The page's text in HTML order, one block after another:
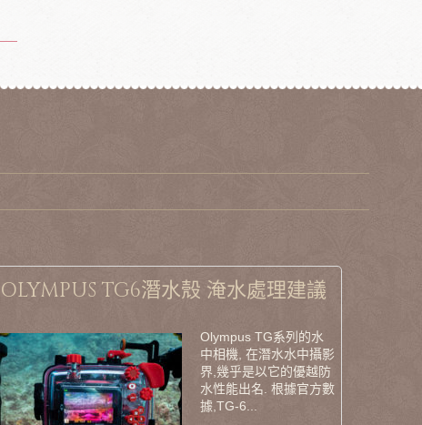
OLYMPUS TG6潛水殼 淹水處理建議
Olympus TG系列的水
中相機, 在潛水水中攝影
界,幾乎是以它的優越防
水性能出名. 根據官方數
據,TG-6...